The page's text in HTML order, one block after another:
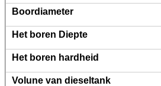
Boordiameter
Het boren Diepte
Het boren hardheid
Volune van dieseltank